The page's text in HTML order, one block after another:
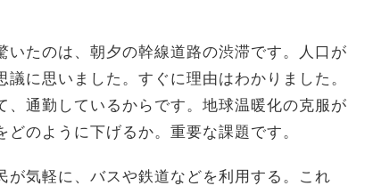
いたのは、朝夕の幹線道路の渋滞です。人口が
に思いました。すぐに理由はわかりました。
、通勤しているからです。地球温暖化の克服が
のように下げるか。重要な課題です。
が気軽に、バスや鉄道などを利用する。これ